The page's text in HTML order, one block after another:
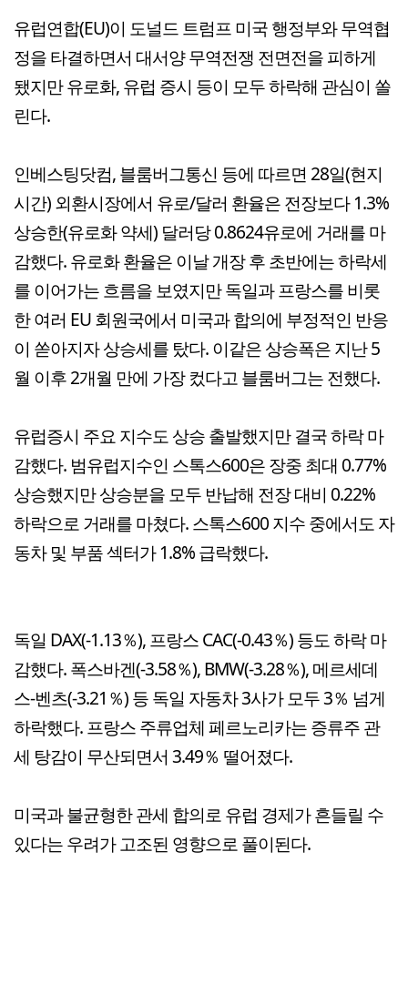
유럽연합(EU)이 도널드 트럼프 미국 행정부와 무역협
정을 타결하면서 대서양 무역전쟁 전면전을 피하게
됐지만 유로화, 유럽 증시 등이 모두 하락해 관심이 쏠
린다.
인베스팅닷컴, 블룸버그통신 등에 따르면 28일(현지
시간) 외환시장에서 유로/달러 환율은 전장보다 1.3%
상승한(유로화 약세) 달러당 0.8624유로에 거래를 마
감했다. 유로화 환율은 이날 개장 후 초반에는 하락세
를 이어가는 흐름을 보였지만 독일과 프랑스를 비롯
한 여러 EU 회원국에서 미국과 합의에 부정적인 반응
이 쏟아지자 상승세를 탔다. 이같은 상승폭은 지난 5
월 이후 2개월 만에 가장 컸다고 블룸버그는 전했다.
유럽증시 주요 지수도 상승 출발했지만 결국 하락 마
감했다. 범유럽지수인 스톡스600은 장중 최대 0.77%
상승했지만 상승분을 모두 반납해 전장 대비 0.22%
하락으로 거래를 마쳤다. 스톡스600 지수 중에서도 자
동차 및 부품 섹터가 1.8% 급락했다.
독일 DAX(-1.13％), 프랑스 CAC(-0.43％) 등도 하락 마
감했다. 폭스바겐(-3.58％), BMW(-3.28％), 메르세데
스-벤츠(-3.21％) 등 독일 자동차 3사가 모두 3％ 넘게
하락했다. 프랑스 주류업체 페르노리카는 증류주 관
세 탕감이 무산되면서 3.49％ 떨어졌다.
미국과 불균형한 관세 합의로 유럽 경제가 흔들릴 수
있다는 우려가 고조된 영향으로 풀이된다.